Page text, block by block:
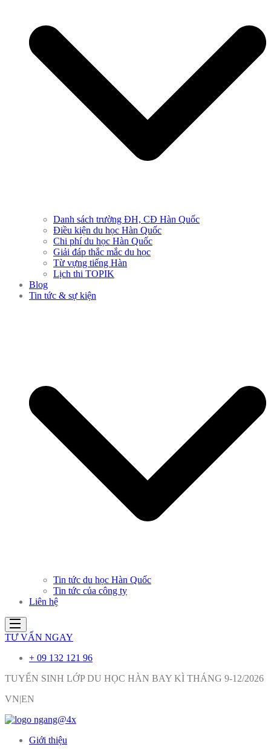
Danh sách trường ĐH, CĐ Hàn Quốc
Điều kiện du học Hàn Quốc
Chi phí du học Hàn Quốc
Giải đáp thắc mắc du học
Từ vựng tiếng Hàn
Lịch thi TOPIK
Blog
Tin tức & sự kiện
Tin tức du học Hàn Quốc
Tin tức của công ty
Liên hệ
TƯ VẤN NGAY
+ 09 132 121 96
TUYỂN SINH LỚP DU HỌC HÀN BAY KÌ THÁNG 9-12/2026
VN|EN
Giới thiệu